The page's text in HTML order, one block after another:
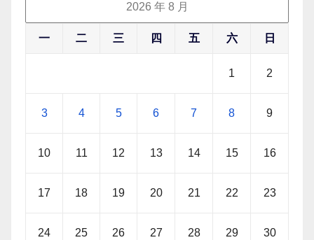
2026 年 8 月
一 二 三 四 五 六 日
1 2
3 4 5 6 7 8 9
10 11 12 13 14 15 16
17 18 19 20 21 22 23
24 25 26 27 28 29 30